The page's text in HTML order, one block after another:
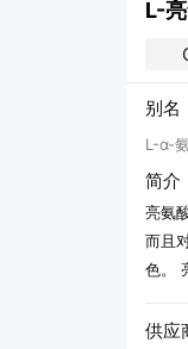
L-
别名
L-α-
简介
亮氨
而且
色。
供应